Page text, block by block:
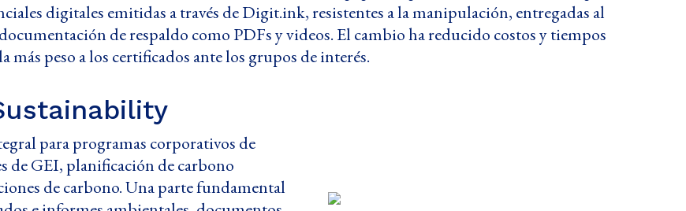
digitales emitidas a través de Digit.ink, resistentes a la manipulación, entregadas al
de respaldo como PDFs y videos. El cambio ha reducido costos y tiempos
más peso a los certificados ante los grupos de interés.
para programas corporativos de
de GEI, planificación de carbono
de carbono. Una parte fundamental